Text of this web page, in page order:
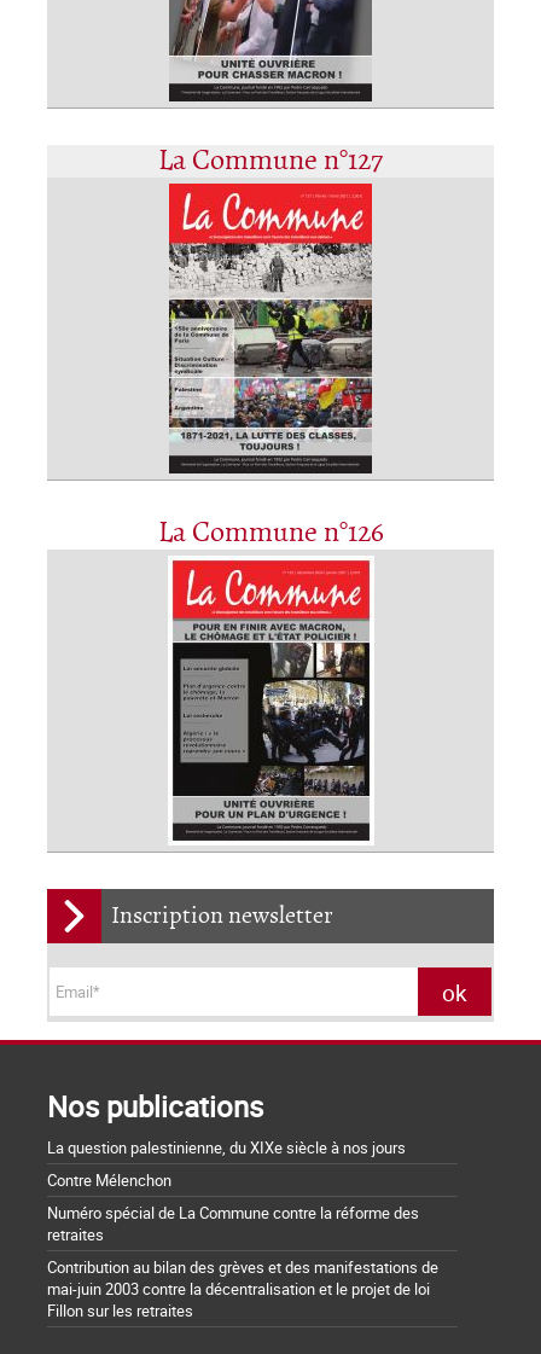
La Commune n°127
La Commune n°126
Inscription newsletter
Nos publications
La question palestinienne, du XIXe siècle à nos jours
Contre Mélenchon
Numéro spécial de La Commune contre la réforme des
retraites
Contribution au bilan des grèves et des manifestations de
mai-juin 2003 contre la décentralisation et le projet de loi
Fillon sur les retraites